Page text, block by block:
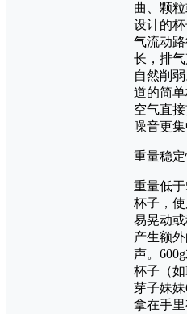
曲、颗
设计的
气流动
长，排
自然削
道的简单
空气直接
噪音更集
重量稳定
重量低于
杯子，
易晃动或
产生额
声。
杯子（
芽子妹妹
拿在手